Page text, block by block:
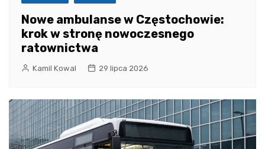
Nowe ambulanse w Częstochowie:
krok w stronę nowoczesnego
ratownictwa
Kamil Kowal 29 lipca 2026